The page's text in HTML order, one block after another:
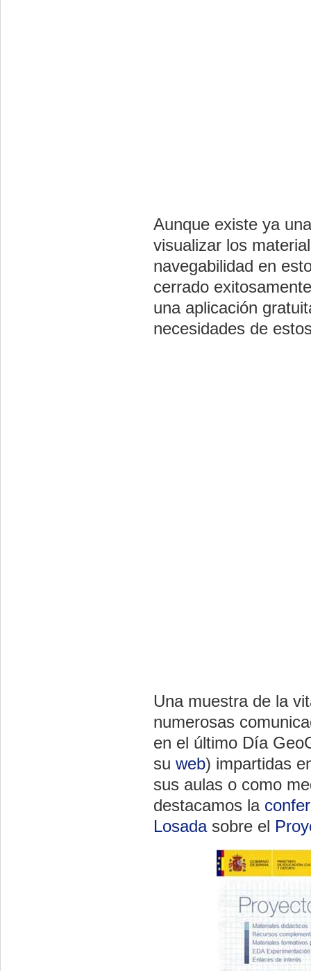
Aunque existe ya
visualizar los
navegabilidad en
cerrado
una aplicación
necesidades de
Una muestra de la
numerosas
en el último Día
su web) impartidas
sus aulas o como
destacamos la
Losadasobre el